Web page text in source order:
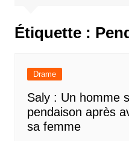
Étiquette :
Drame
Saly : Un homme
pendaison après
sa femme